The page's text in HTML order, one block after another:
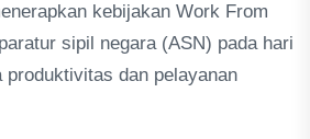
kebijakan Work From
sipil negara (ASN) pada hari
produktivitas dan pelayanan